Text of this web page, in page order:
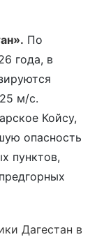
По
года, в
м/с.
Койсу,
опасность
пунктов,
Дагестан в